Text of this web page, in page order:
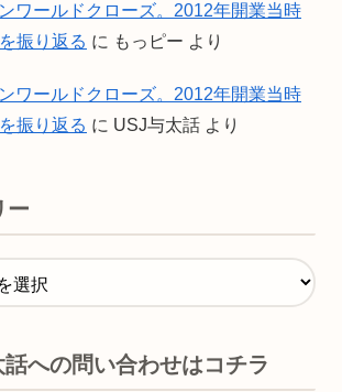
ワールドクローズ。2012年開業当時
振り返る に もっピー より
ワールドクローズ。2012年開業当時
振り返る に USJ与太話 より
ー
への問い合わせはコチラ